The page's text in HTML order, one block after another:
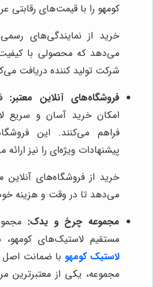
کومهو را با قیمت‌های رقابتی
خرید از نمایندگی‌های
می‌دهد که محصولی با کیفیت
شرکت تولید کننده دریافت
فروشگاه‌های آنلاین معتبر:
امکان خرید آسان و سریع
فراهم می‌کنند. این
پیشنهادات ویژه‌ای را نیز
خرید از فروشگاه‌های آنلاین
می‌دهد تا در وقت و هزینه
مجموعه چرخ و یدک:
مستقیم لاستیک‌های کومهو،
لاستیک کومهو با ضمانت اصل
مجموعه، یکی از معتبرترین